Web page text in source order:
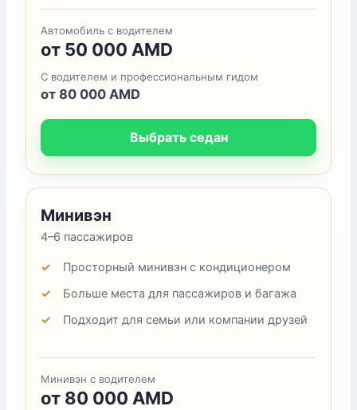
Автомобиль с водителем
от 50 000 AMD
С водителем и профессиональным гидом
от 80 000 AMD
Выбрать седан
Минивэн
4–6 пассажиров
Просторный минивэн с кондиционером
Больше места для пассажиров и багажа
Подходит для семьи или компании друзей
Минивэн с водителем
от 80 000 AMD